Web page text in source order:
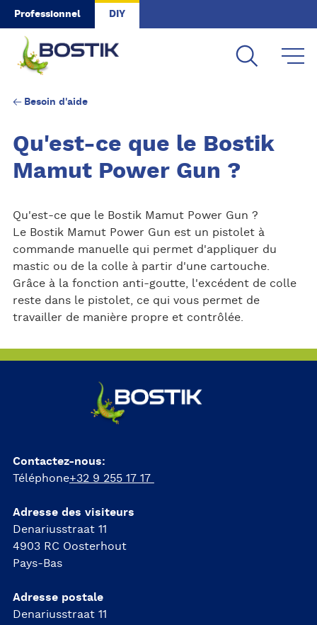
Skip to main content
Professionnel DIY
Besoin d'aide
Qu'est-ce que le Bostik
Mamut Power Gun ?
Qu'est-ce que le Bostik Mamut Power Gun ?
Le Bostik Mamut Power Gun est un pistolet à
commande manuelle qui permet d'appliquer du
mastic ou de la colle à partir d'une cartouche.
Grâce à la fonction anti-goutte, l'excédent de colle
reste dans le pistolet, ce qui vous permet de
travailler de manière propre et contrôlée.
Contactez-nous:
Téléphone+32 9 255 17 17
Adresse des visiteurs
Denariusstraat 11
4903 RC Oosterhout
Pays-Bas
Adresse postale
Denariusstraat 11